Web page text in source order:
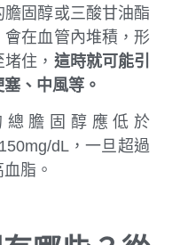
固醇或三酸甘油酯
在血管內堆積，形
住， 這時就可能引
、中風等。
膽固醇應低於
dL，一旦超過
脂。